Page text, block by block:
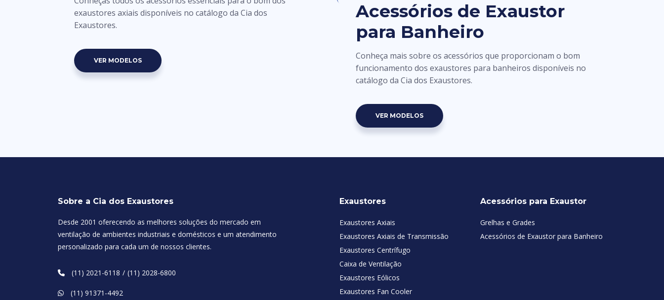
exaustores axiais disponíveis no catálogo da Cia dos
Exaustores.
VER MODELOS
Acessórios de Exaustor
para Banheiro
Conheça mais sobre os acessórios que proporcionam o bom
funcionamento dos exaustores para banheiros disponíveis no
catálogo da Cia dos Exaustores.
VER MODELOS
Sobre a Cia dos Exaustores
Desde 2001 oferecendo as melhores soluções do mercado em
ventilação de ambientes industriais e domésticos e um atendimento
personalizado para cada um de nossos clientes.
(11) 2021-6118 (11) 2028-6800
(11) 91371-4492
Exaustores
Exaustores Axiais
Exaustores Axiais de Transmissão
Exaustores Centrífugo
Caixa de Ventilação
Exaustores Eólicos
Exaustores Fan Cooler
Acessórios para Exaustor
Grelhas e Grades
Acessórios de Exaustor para Banheiro